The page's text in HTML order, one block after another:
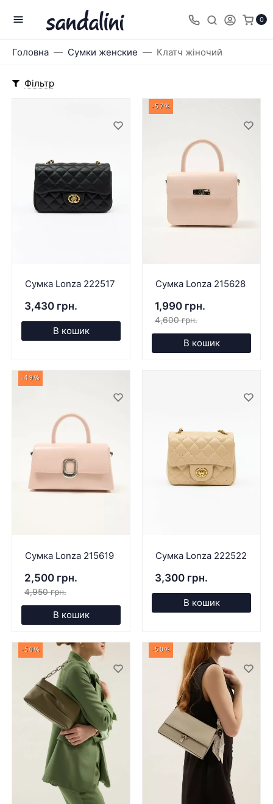
0
Головна Сумки женские Клатч жіночий
Фільтр
Сумка Lonza 222517
3,430 грн.
В кошик
-57%
Сумка Lonza 215628
1,990 грн.
4,600 грн.
В кошик
-49%
Сумка Lonza 215619
2,500 грн.
4,950 грн.
В кошик
Сумка Lonza 222522
3,300 грн.
В кошик
-50% -50%